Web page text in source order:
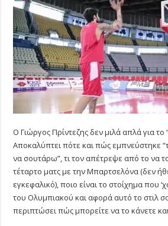
Ο Γιώργος Πρίντεζης δεν μιλά απλά για το
Αποκαλύπτει πότε και πώς εμπνεύστηκε
να σουτάρω”, τι τον απέτρεψε από το να
τέταρτο ματς με την Μπαρτσελόνα (δεν
εγκεφαλικό), ποιο είναι το στοίχημα που
του Ολυμπιακού και αφορά αυτό το στιλ
περιπτώσει πώς μπορείτε να το κάνετε